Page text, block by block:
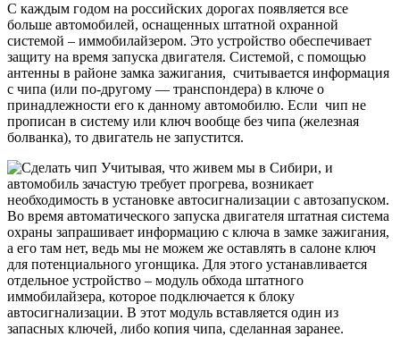
С каждым годом на российских дорогах появляется все
больше автомобилей, оснащенных штатной охранной
системой – иммобилайзером. Это устройство обеспечивает
защиту на время запуска двигателя. Системой, с помощью
антенны в районе замка зажигания, считывается информация
с чипа (или по-другому — транспондера) в ключе о
принадлежности его к данному автомобилю. Если чип не
прописан в систему или ключ вообще без чипа (железная
болванка), то двигатель не запустится.
Учитывая, что живем мы в Сибири, и
автомобиль зачастую требует прогрева, возникает
необходимость в установке автосигнализации с автозапуском.
Во время автоматического запуска двигателя штатная система
охраны запрашивает информацию с ключа в замке зажигания,
а его там нет, ведь мы не можем же оставлять в салоне ключ
для потенциального угонщика. Для этого устанавливается
отдельное устройство – модуль обхода штатного
иммобилайзера, которое подключается к блоку
автосигнализации. В этот модуль вставляется один из
запасных ключей, либо копия чипа, сделанная заранее.